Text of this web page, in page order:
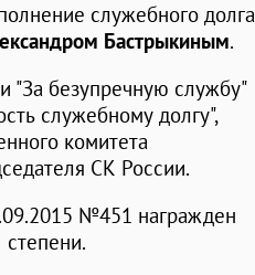
служебного долга
Бастрыкиным.
"За безупречную службу"
служебному долгу",
комитета
СК России.
№451 награжден